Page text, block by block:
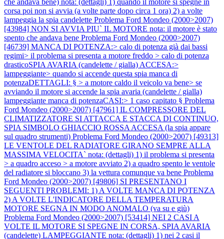
corsa poi non si avvia (a volte parte dopo circa 1 ora) 2) a volte
lampeggia la spia candelette Problema Ford Mondeo (2000>2007)
[43984] NON SI AVVIA PIU` IL MOTORE nota: il motore è stato
spento che andava bene Problema Ford Mondeo (2000>2007)
[46739] MANCA DI POTENZA:> calo di potenza già dai bassi
regimi> il problema si presenta a motore freddo > calo di potenza
drasticoSPIA AVARIA (candelette / gialla) ACCESA:>
lampeggiante> quando si accende questa spia manca di
potenzaDETTAGLI: § > a motore caldo il veicolo va bene> se
avviando il motore si accende la spia avaria (candelette / gialla)
lampeggiante manca di potenzaCASI:> 1 caso capitato § Problema
Ford Mondeo (2000>2007) [47961] IL COMPRESSORE DEL
CLIMATIZZATORE SI ATTACCA E STACCA DI CONTINUO,
SPIA SIMBOLO GHIACCIO ROSSA ACCESA (la spia appare
sul quadro strumenti) Problema Ford Mondeo (2000>2007) [49313]
LE VENTOLE DEL RADIATORE GIRANO SEMPRE ALLA
MASSIMA VELOCITA` nota: (dettagli) 1) il problema si presenta
> a quadro acceso > a motore avviato 2) a quadro spento le ventole
del radiatore si bloccano 3) la vettura comunque va bene Problema
Ford Mondeo (2000>2007) [49806] SI PRESENTANO I
SEGUENTI PROBLEMI: 1) A VOLTE MANCA DI POTENZA
2) A VOLTE L'INDICATORE DELLA TEMPERATURA
MOTORE SEGNA IN MODO ANOMALO (va su e giù)
Problema Ford Mondeo (2000>2007) [53414] NEI 2 CASI A
VOLTE IL MOTORE SI SPEGNE IN CORSA, SPIA AVARIA
(candelette) LAMPEGGIANTE nota: (dettagli) 1) nei 2 casi il